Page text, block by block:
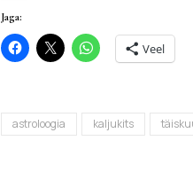
Jaga:
Veel
astroloogia kaljukits